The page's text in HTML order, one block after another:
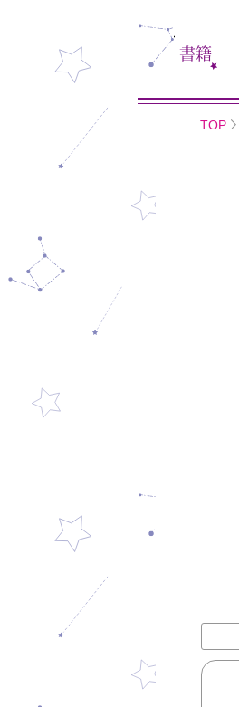
書籍
TOP